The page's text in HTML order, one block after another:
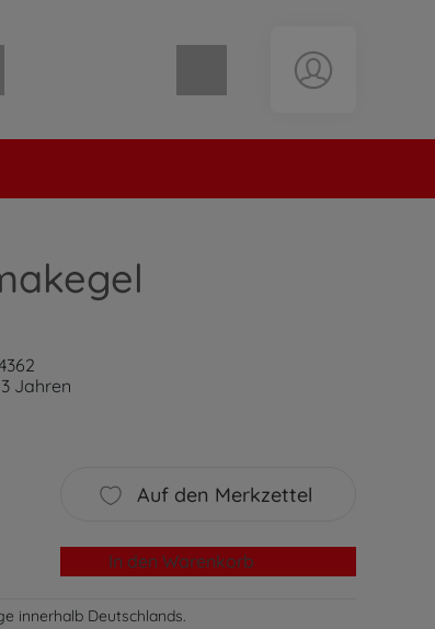
Warenkorb leer
Jahren
Auf den Merkzettel
In den Warenkorb
innerhalb Deutschlands.